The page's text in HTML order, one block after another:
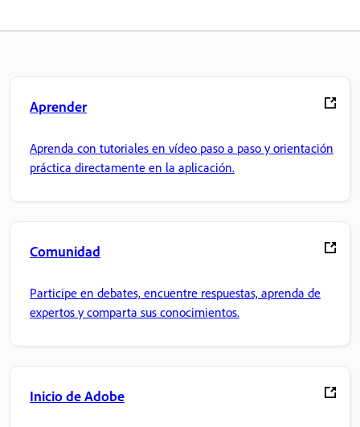
Aprender
Aprenda con tutoriales en vídeo paso a paso y orientación
práctica directamente en la aplicación.
Comunidad
Participe en debates, encuentre respuestas, aprenda de
expertos y comparta sus conocimientos.
Inicio de Adobe